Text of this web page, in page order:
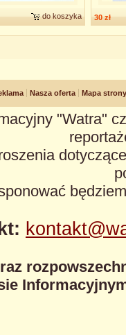
do koszyka 30 zł
Nasza oferta Mapa strony
"Watra"